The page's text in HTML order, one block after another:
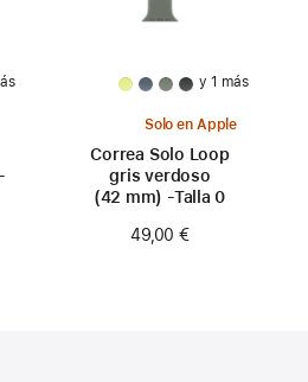
y 1 más
Solo en Apple
Correa Solo Loop
gris verdoso
(42 mm) -Talla 0
49,00 €